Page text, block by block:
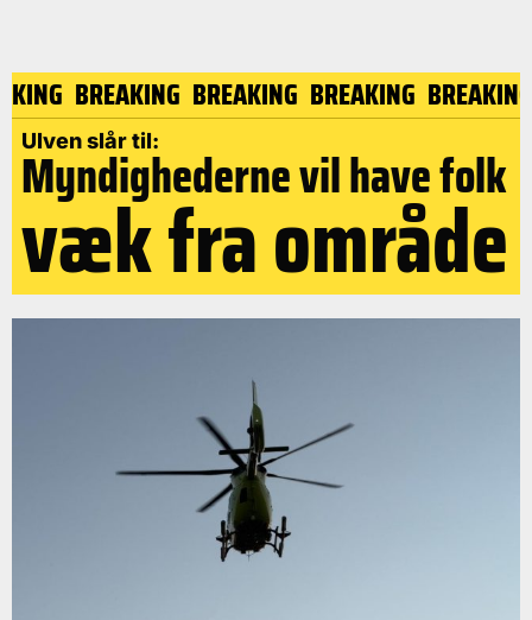
BREAKING BREAKING BREAKING
Ulven slår til:
Myndighederne vil have folk
væk fra område